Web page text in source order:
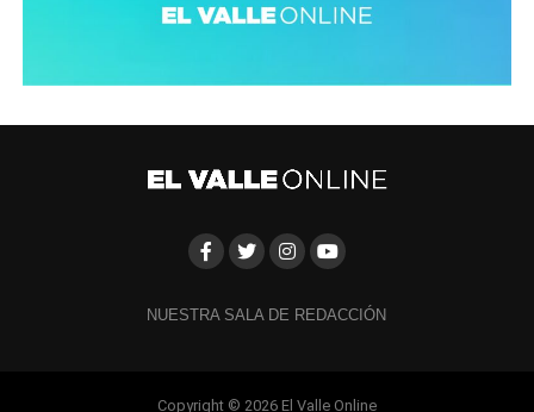
NUESTRA SALA DE REDACCIÓN
Copyright © 2026 El Valle Online